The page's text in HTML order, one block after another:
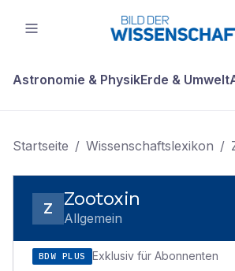
Astronomie & PhysikErde & Umwelt
Startseite / Wissenschaftslexikon /
Z Zootoxin
Allgemein
BDW PLUS Exklusiv für Abonnenten